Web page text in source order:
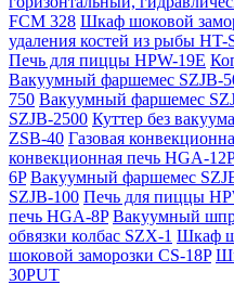
FCM 328 Шкаф шоковой
удаления костей из рыбы HT-
Печь для пиццы HPW-19E
Вакуумный фаршемес SZJB-
750 Вакуумный фаршемес
SZJB-2500 Куттер без
ZSB-40 Газовая
конвекционная печь HGA-12P
6P Вакуумный фаршемес
SZJB-100 Печь для пиццы
печь HGA-8P Вакуумный
обвязки колбас SZX-1 Шкаф
шоковой заморозки CS-18P
30PUT